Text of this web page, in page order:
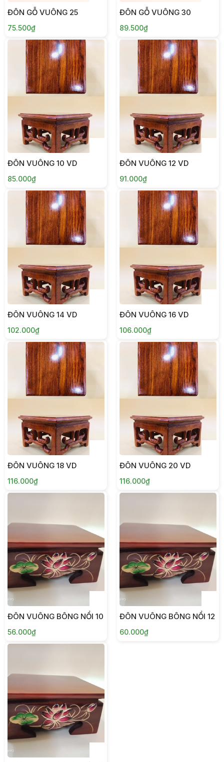
ĐÔN GỖ VUÔNG 25
75.500₫
ĐÔN GỖ VUÔNG 30
89.500₫
ĐÔN VUÔNG 10 VD
85.000₫
ĐÔN VUÔNG 12 VD
91.000₫
ĐÔN VUÔNG 14 VD
102.000₫
ĐÔN VUÔNG 16 VD
106.000₫
ĐÔN VUÔNG 18 VD
116.000₫
ĐÔN VUÔNG 20 VD
116.000₫
ĐÔN VUÔNG BÔNG NỔI 10
56.000₫
ĐÔN VUÔNG BÔNG NỔI 12
60.000₫